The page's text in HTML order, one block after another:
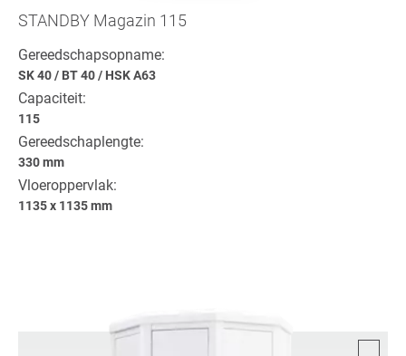
STANDBY Magazin 115
Gereedschapsopname:
SK 40/ BT 40/ HSK A63
Capaciteit:
115
Gereedschaplengte:
330 mm
Vloeroppervlak:
1135 x 1135 mm